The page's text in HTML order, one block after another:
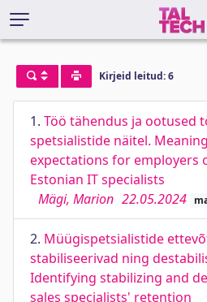
Kirjeid leitud: 6
1. Töö tähendus ja ootused
spetsialistide näitel.
expectations for employers
Estonian IT specialists
Mägi, Marion 22.05.2024
2. Müügispetsialistide
stabiliseerivad ning
Identifying stabilizing and
sales specialists' retention